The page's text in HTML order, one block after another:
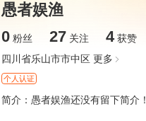
愚者娱渔
0 粉丝 27 关注 4获赞
四川省乐山市市中区 更多
个人认证
简介：愚者娱渔还没有留下简介！